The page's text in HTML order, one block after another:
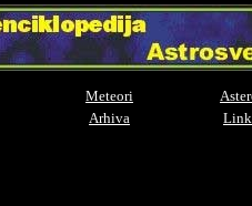
Meteori
Arhiva